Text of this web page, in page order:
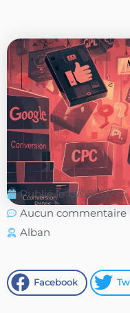
Publié le 13/05/2024
Aucun commentaire
Alban
Facebook